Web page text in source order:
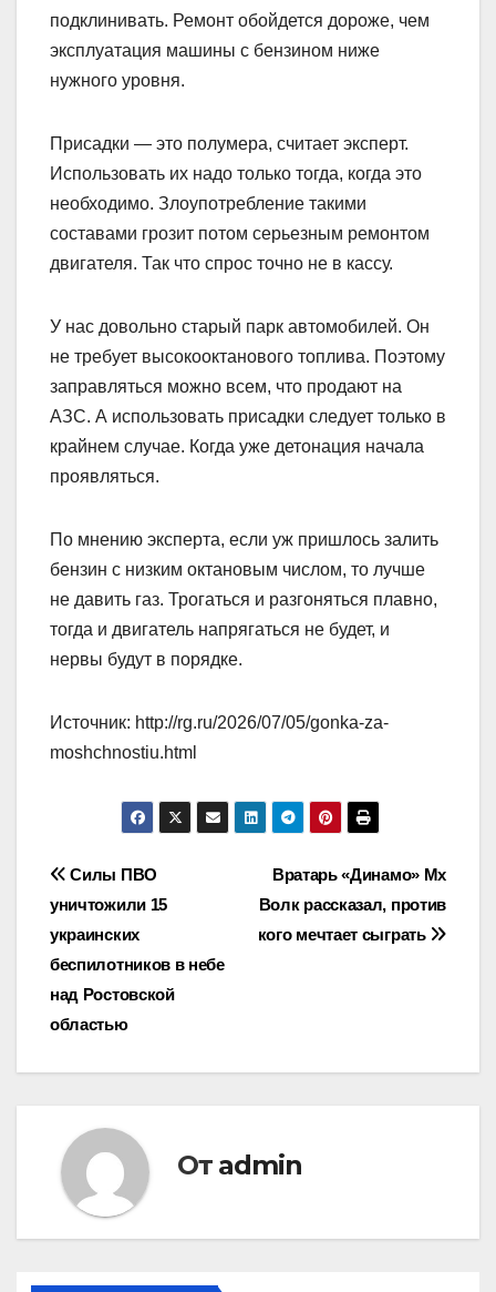
подклинивать. Ремонт обойдется дороже, чем
эксплуатация машины с бензином ниже
нужного уровня.
Присадки — это полумера, считает эксперт.
Использовать их надо только тогда, когда это
необходимо. Злоупотребление такими
составами грозит потом серьезным ремонтом
двигателя. Так что спрос точно не в кассу.
У нас довольно старый парк автомобилей. Он
не требует высокооктанового топлива. Поэтому
заправляться можно всем, что продают на
АЗС. А использовать присадки следует только в
крайнем случае. Когда уже детонация начала
проявляться.
По мнению эксперта, если уж пришлось залить
бензин с низким октановым числом, то лучше
не давить газ. Трогаться и разгоняться плавно,
тогда и двигатель напрягаться не будет, и
нервы будут в порядке.
Источник: http://rg.ru/2026/07/05/gonka-za-
moshchnostiu.html
Навигация
по
записям
Вратарь «Динамо» Мх
Волк рассказал, против
кого мечтает сыграть
Силы ПВО
уничтожили 15
украинских
беспилотников в небе
над Ростовской
областью
От admin